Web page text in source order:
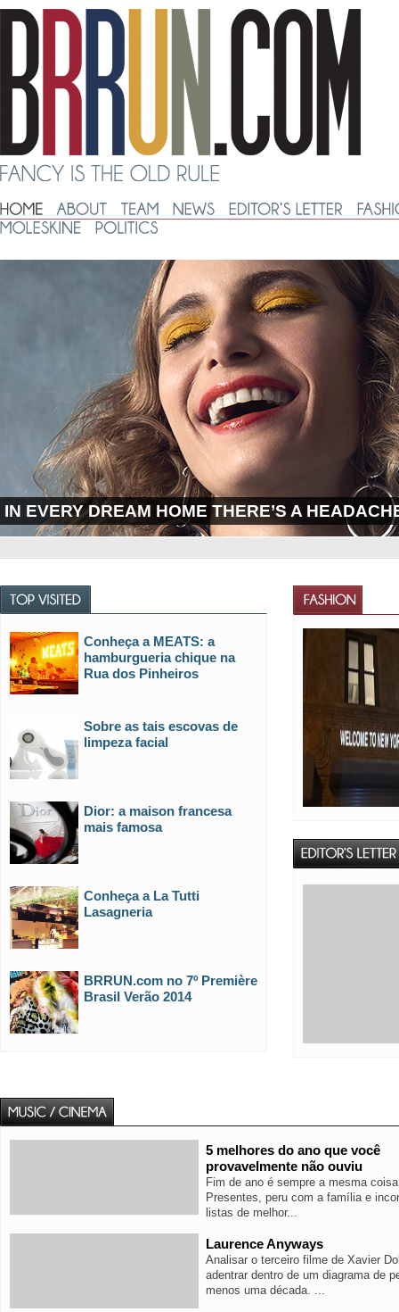
IN EVERY DREAM HOME THERE’S A
Conheça a MEATS: a
hamburgueria chique na
Rua dos Pinheiros
Sobre as tais escovas de
limpeza facial
Dior: a maison francesa
mais famosa
Conheça a La Tutti
Lasagneria
BRRUN.com no 7º Première
Brasil Verão 2014
5 melhores do ano que você
provavelmente não ouviu
Fim de ano é sempre a mesma
Presentes, peru com a família e
listas de melhor...
Laurence Anyways
Analisar o terceiro filme de Xavier
adentrar dentro de um diagrama de
menos uma década. ...